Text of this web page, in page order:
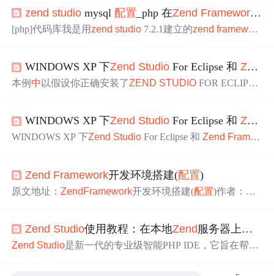
zend studio mysql配置 _php 在Zend Framework 中
[php]代码库我是用 zend studio 7.2.1建立的zend framework
kproject中配置mysql数据库信息1、在application/configs的
文件下建立一个config.ini文件配置 信息如下：[general]db....
WINDOWS XP 下Zend Studio For Eclipse 和Zend
本例 中 以假设你正确安装了ZEND STUDIO FOR ECLIPSE
end Framework 压缩包中/library/ 至 D:/wamp/library ，记
住，路径别搞错了。 3 开启支持rewrite module
WINDOWS XP 下Zend Studio For Eclipse 和Zend
WINDOWS XP 下Zend Studio For Eclipse 和Zend Frame
m:9090/uchome/space.php?uid=9380&do=blog&
Zend Framework开发环境搭建(配置)
原文地址：Zend Framework开发环境搭建(配置)作者：左
erver 2.0e 网站： http://www.wampserver.com/en/ 下载地址：
http://www.wa...
Zend Studio使用教程：在本地Zend服务器上运行应用程序（1/2）
Zend Studio是新一代的专业级智能PHP IDE，它旨在帮助